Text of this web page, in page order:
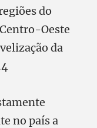
do
Oeste
da
no país a